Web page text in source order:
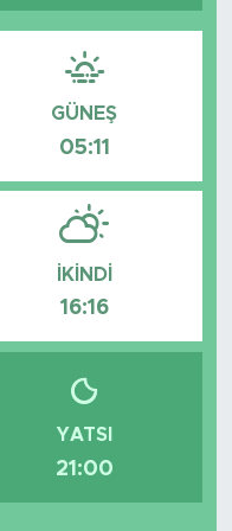
GÜNEŞ
05:11
İKINDI
16:16
YATSI
21:00